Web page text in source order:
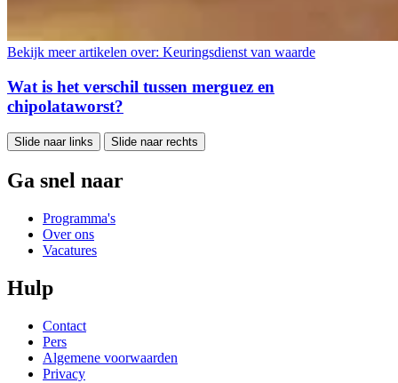
Bekijk meer artikelen over: Keuringsdienst van waarde
Wat is het verschil tussen merguez en
chipolataworst?
Slide naar links Slide naar rechts
Ga snel naar
Programma's
Over ons
Vacatures
Hulp
Contact
Pers
Algemene voorwaarden
Privacy